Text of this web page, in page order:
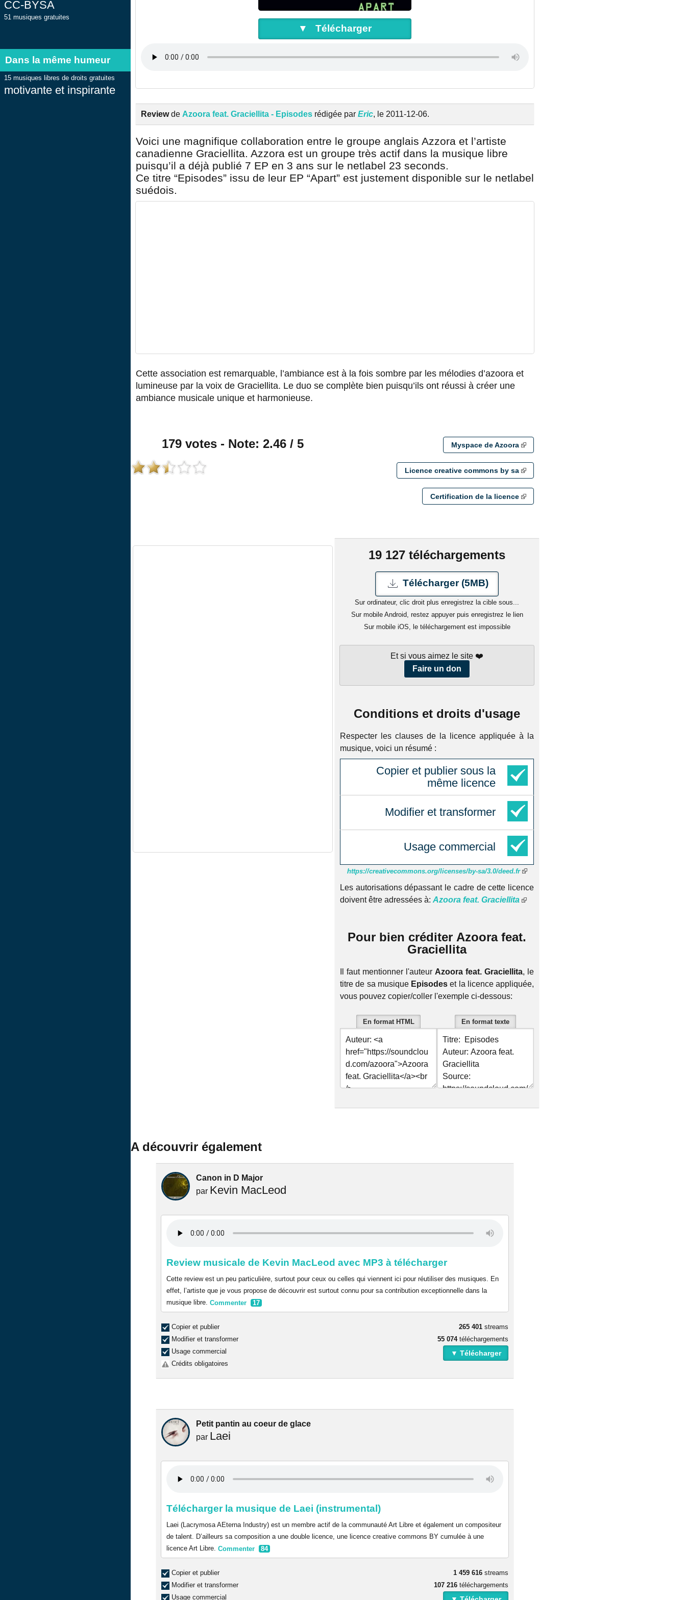
CC-BYSA
51 musiques gratuites
Dans la même humeur
15 musiques libres de droits gratuites
motivante et inspirante
▼ Télécharger
Reviewde Azoora feat. Graciellita - Episodes rédigée par Eric, le 2011-12-06.
Voici une magnifique collaboration entre le groupe anglais Azzora et l’artiste
canadienne Graciellita. Azzora est un groupe très actif dans la musique libre
puisqu’il a déjà publié 7 EP en 3 ans sur le netlabel 23 seconds.
Ce titre “Episodes” issu de leur EP “Apart” est justement disponible sur le netlabel
suédois.
Cette association est remarquable, l’ambiance est à la fois sombre par les mélodies d’azoora et
lumineuse par la voix de Graciellita. Le duo se complète bien puisqu’ils ont réussi à créer une
ambiance musicale unique et harmonieuse.
179 votes - Note: 2.46 / 5 Myspace de Azoora
Licence creative commons by sa
Certification de la licence
19 127 téléchargements
Télécharger (5MB)
Sur ordinateur, clic droit plus enregistrez la cible sous...
Sur mobile Android, restez appuyer puis enregistrez le lien
Sur mobile iOS, le téléchargement est impossible
Et si vous aimez le site ❤️
Faire un don
Conditions et droits d'usage
Respecter les clauses de la licence appliquée à la
musique, voici un résumé :
Copier et publier sous la
même licence
Modifier et transformer
Usage commercial
https://creativecommons.org/licenses/by-sa/3.0/deed.fr
Les autorisations dépassant le cadre de cette licence
doivent être adressées à: Azoora feat. Graciellita
Pour bien créditer Azoora feat.
Graciellita
Il faut mentionner l'auteur Azoora feat. Graciellita, le
titre de sa musique Episodes et la licence appliquée,
vous pouvez copier/coller l'exemple ci-dessous:
En format HTML En format texte
A découvrir également
Canon in D Major
par Kevin MacLeod
Review musicale de Kevin MacLeod avec MP3 à télécharger
Cette review est un peu particulière, surtout pour ceux ou celles qui viennent ici pour réutiliser des musiques. En
effet, l’artiste que je vous propose de découvrir est surtout connu pour sa contribution exceptionnelle dans la
musique libre. Commenter 17
Copier et publier
Modifier et transformer
Usage commercial
Crédits obligatoires
265 401 streams
55 074téléchargements
▼ Télécharger
Petit pantin au coeur de glace
par Laei
Télécharger la musique de Laei (instrumental)
Laei (Lacrymosa AEterna Industry) est un membre actif de la communauté Art Libre et également un compositeur
de talent. D’ailleurs sa composition a une double licence, une licence creative commons BY cumulée à une
licence Art Libre. Commenter 84
Copier et publier
Modifier et transformer
Usage commercial
1 459 616 streams
107 216 téléchargements